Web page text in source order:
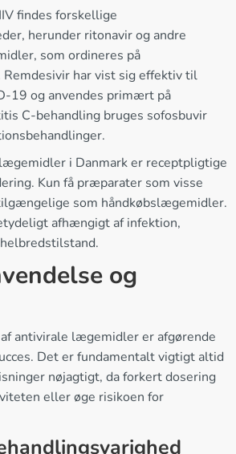
findes forskellige
herunder ritonavir og andre
som ordineres på
har vist sig effektiv til
19 og anvendes primært på
C-behandling bruges sofosbuvir
i Danmark er receptpligtige
Kun få præparater som visse
som håndkøbslægemidler.
afhængigt af infektion,
og
antivirale lægemidler er afgørende
Det er fundamentalt vigtigt altid
nøjagtigt, da forkert dosering
eller øge risikoen for